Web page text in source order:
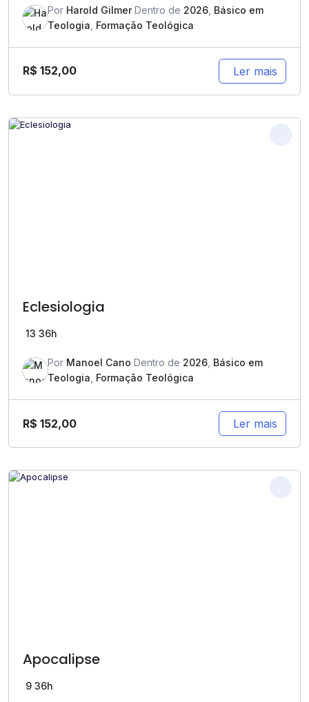
Por Harold GilmerDentro de 2026 Básico em
Teologia Formação Teológica
R$ 152,00 Ler mais
Eclesiologia
13 36h
Por Manoel Cano Dentro de 2026 Básico em
Teologia Formação Teológica
R$ 152,00 Ler mais
Apocalipse
9 36h